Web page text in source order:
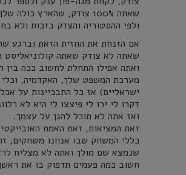
שאתה 100% צודק, שהארץ
ולפי ההסטוריה והצדק בזכות ולא
אם הזנחת את החזית הזאת וברגע
שאתה לא צודק שאתה קולוניאליסט
ואתה אפילו התחלת לחשוב ככה בין
מערכת המשפט שלך, האקדמיה,
ישראליים) אז כל התבכיינות על
דקרו לי ירו לי פיצצו לי היא לא
ואז אתה לא תוכל להגן על עצמך.
זאת המציאות, זאת האמת
כללי המשחק שבו אנחנו משחקים,
שנמצא שם מולך ואתה לא מצליח
חשוב כמה פעמים תדפוק בו את